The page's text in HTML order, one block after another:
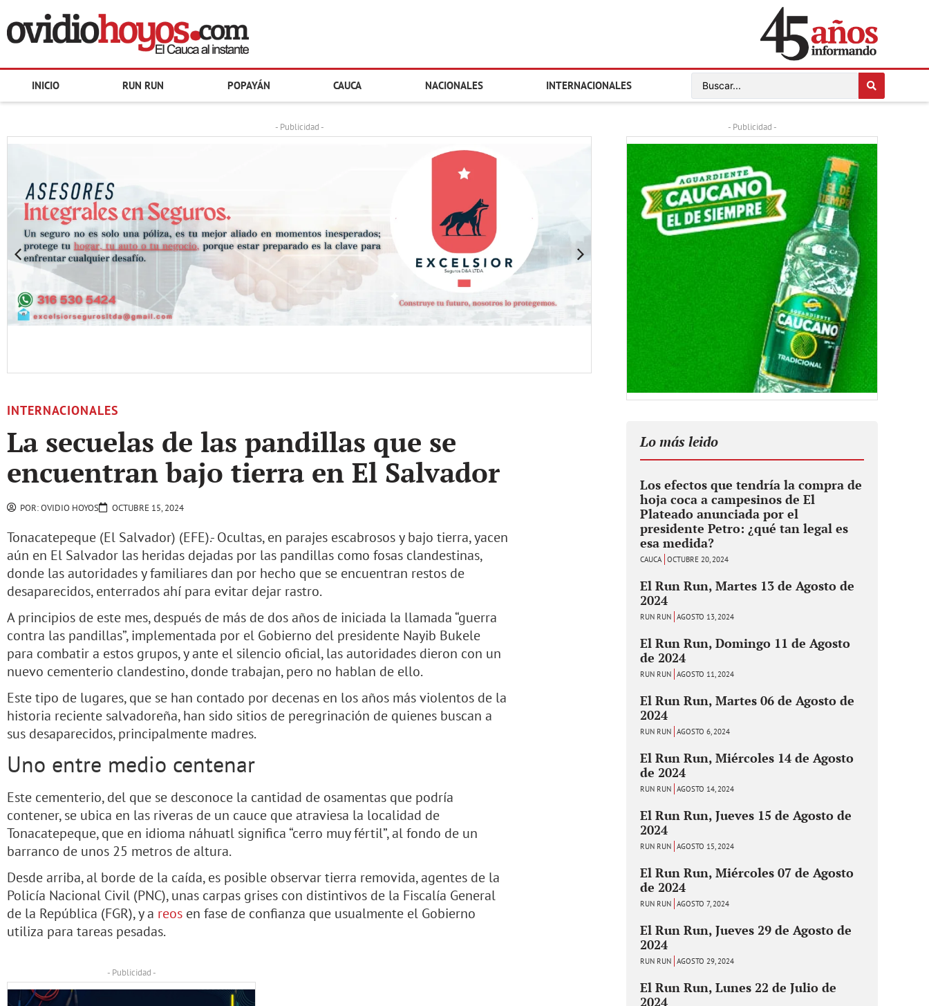
INICIO RUN RUN POPAYÁN CAUCA NACIONALES INTERNACIONALES
- Publicidad -
INTERNACIONALES
La secuelas de las pandillas que se
encuentran bajo tierra en El Salvador
POR:OVIDIO HOYOS OCTUBRE 15, 2024
Tonacatepeque (El Salvador) (EFE).- Ocultas, en parajes escabrosos y bajo tierra, yacen
aún en El Salvador las heridas dejadas por las pandillas como fosas clandestinas,
donde las autoridades y familiares dan por hecho que se encuentran restos de
desaparecidos, enterrados ahí para evitar dejar rastro.
A principios de este mes, después de más de dos años de iniciada la llamada “guerra
contra las pandillas”, implementada por el Gobierno del presidente Nayib Bukele
para combatir a estos grupos, y ante el silencio oficial, las autoridades dieron con un
nuevo cementerio clandestino, donde trabajan, pero no hablan de ello.
Este tipo de lugares, que se han contado por decenas en los años más violentos de la
historia reciente salvadoreña, han sido sitios de peregrinación de quienes buscan a
sus desaparecidos, principalmente madres.
Uno entre medio centenar
Este cementerio, del que se desconoce la cantidad de osamentas que podría
contener, se ubica en las riveras de un cauce que atraviesa la localidad de
Tonacatepeque, que en idioma náhuatl significa “cerro muy fértil”, al fondo de un
barranco de unos 25 metros de altura.
Desde arriba, al borde de la caída, es posible observar tierra removida, agentes de la
Policía Nacional Civil (PNC), unas carpas grises con distintivos de la Fiscalía General
de la República (FGR), y a reos en fase de confianza que usualmente el Gobierno
utiliza para tareas pesadas.
- Publicidad -
- Publicidad -
Lo más leido
Los efectos que tendría la compra de
hoja coca a campesinos de El
Plateado anunciada por el
presidente Petro: ¿qué tan legal es
esa medida?
CAUCA OCTUBRE 20, 2024
El Run Run, Martes 13 de Agosto de
2024
RUN RUN AGOSTO 13, 2024
El Run Run, Domingo 11 de Agosto
de 2024
RUN RUN AGOSTO 11, 2024
El Run Run, Martes 06 de Agosto de
2024
RUN RUN AGOSTO 6, 2024
El Run Run, Miércoles 14 de Agosto
de 2024
RUN RUN AGOSTO 14, 2024
El Run Run, Jueves 15 de Agosto de
2024
RUN RUN AGOSTO 15, 2024
El Run Run, Miércoles 07 de Agosto
de 2024
RUN RUN AGOSTO 7, 2024
El Run Run, Jueves 29 de Agosto de
2024
RUN RUN AGOSTO 29, 2024
El Run Run, Lunes 22 de Julio de
2024